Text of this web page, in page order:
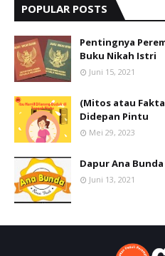
POPULAR POSTS
Pentingnya
Buku Nikah Istri
Juni 15, 2021
(Mitos atau
Didepan Pintu
Mei 29, 2023
Dapur Ana Bunda
Juni 13, 2021